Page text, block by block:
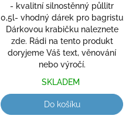
- kvalitní silnostěnný půllitr
0,5l- vhodný dárek pro bagristu
Dárkovou krabičku naleznete
zde. Rádi na tento produkt
doryjeme Váš text, věnování
nebo výročí.
SKLADEM
Do košíku